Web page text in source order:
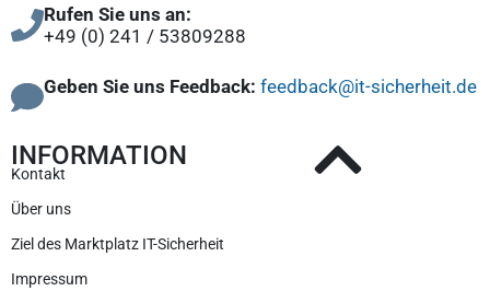
Rufen Sie uns an:
+49 (0) 241 / 53809288
Geben Sie uns Feedback: feedback@it-sicherheit.de
INFORMATION
Kontakt
Über uns
Ziel des Marktplatz IT-Sicherheit
Impressum